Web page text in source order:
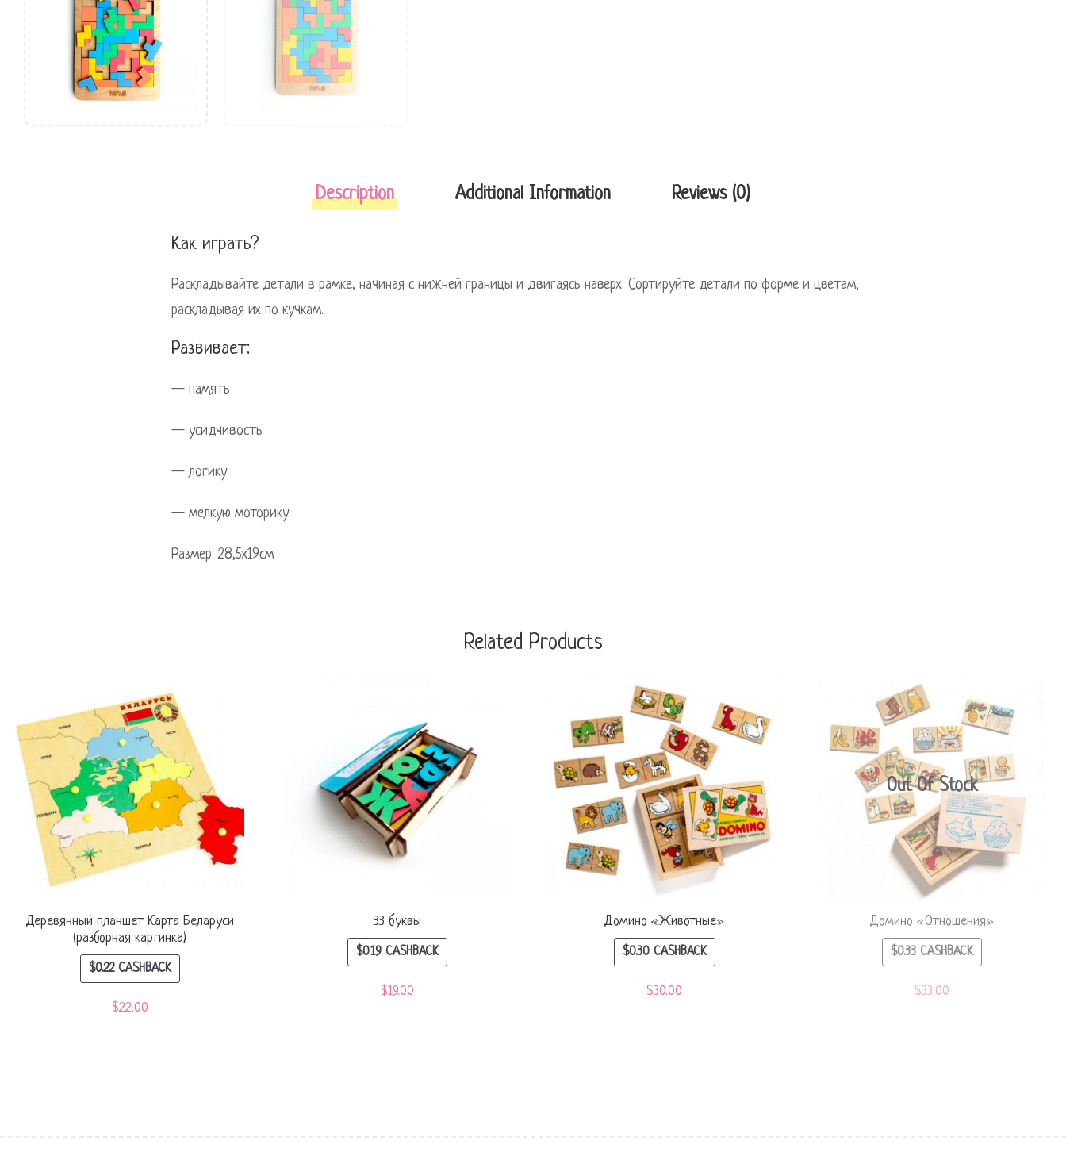
Description Additional Information Reviews (0)
Как играть?
Раскладывайте детали в рамке, начиная с нижней границы и двигаясь наверх. Сортируйте детали по форме и цветам,
раскладывая их по кучкам.
Развивает:
— память
— усидчивость
— логику
— мелкую моторику
Размер: 28,5х19см
Related Products
Деревянный планшет Карта Беларуси
(разборная картинка)
$0.22CASHBACK
$22.00
33 буквы
$0.19CASHBACK
$19.00
Домино «Животные»
$0.30CASHBACK
$30.00
Out Of Stock
Домино «Отношения»
$0.33 CASHBACK
$33.00